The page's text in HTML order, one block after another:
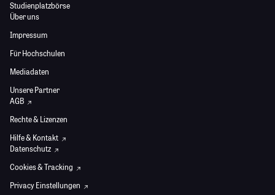
Studienplatzbörse
Über uns
Impressum
Für Hochschulen
Mediadaten
Unsere Partner
AGB
Rechte & Lizenzen
Hilfe & Kontakt
Datenschutz
Cookies & Tracking
Privacy Einstellungen